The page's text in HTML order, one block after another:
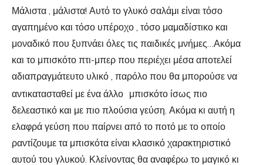
Μάλιστα , μάλιστα! Αυτό το γλυκό σαλάμι είναι τόσο
αγαπημένο και τόσο υπέροχο , τόσο μαμαδίστικο και
μοναδικό που ξυπνάει όλες τις παιδικές μνήμες…Ακόμα
και το μπισκότο πτι-μπερ που περιέχει μέσα αποτελεί
αδιαπραγμάτευτο υλικό , παρόλο που θα μπορούσε να
αντικατασταθεί με ένα άλλο μπισκότο ίσως πιο
δελεαστικό και με πιο πλούσια γεύση. Ακόμα κι αυτή η
ελαφρά γεύση που παίρνει από το ποτό με το οποίο
ραντίζουμε τα μπισκότα είναι κλασικό χαρακτηριστικό
αυτού του γλυκού. Κλείνοντας θα αναφέρω το μαγικό κι